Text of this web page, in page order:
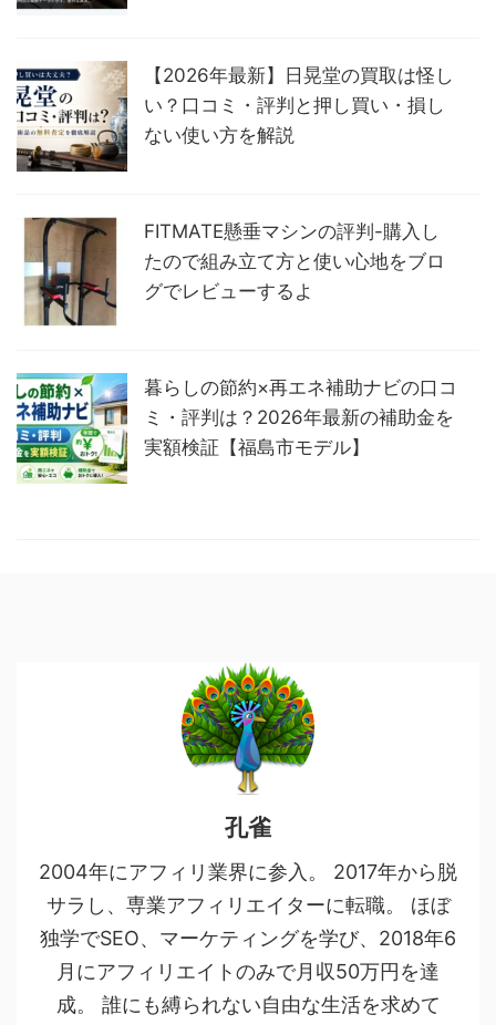
【2026年最新】日晃堂の買取は怪し
い？口コミ・評判と押し買い・損し
ない使い方を解説
FITMATE懸垂マシンの評判-購入し
たので組み立て方と使い心地をブロ
グでレビューするよ
暮らしの節約×再エネ補助ナビの口コ
ミ・評判は？2026年最新の補助金を
実額検証【福島市モデル】
孔雀
2004年にアフィリ業界に参入。 2017年から脱
サラし、専業アフィリエイターに転職。 ほぼ
独学でSEO、マーケティングを学び、2018年6
月にアフィリエイトのみで月収50万円を達
成。 誰にも縛られない自由な生活を求めて